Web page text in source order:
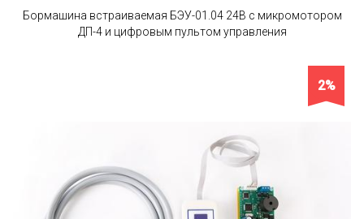
Бормашина встраиваемая БЭУ-01.04 24В с микромотором
ДП-4 и цифровым пультом управления
2%